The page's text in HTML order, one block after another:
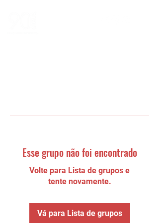
Esse grupo não foi encontrado
Volte para Lista de grupos e
tente novamente.
Vá para Lista de grupos